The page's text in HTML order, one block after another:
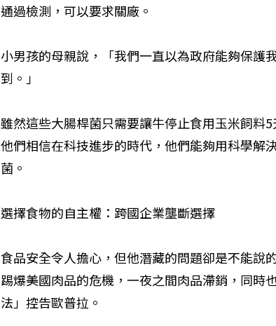
通過檢測，可以要求關廠。
小男孩的母親說，「我們一直以為政府能夠保護
到。」
雖然這些大腸桿菌只需要讓牛停止食用玉米飼料
他們相信在科技進步的時代，他們能夠用科學解
菌。
選擇食物的自主權：跨國企業壟斷選擇
食品安全令人擔心，但他潛藏的問題卻是不能說
踢爆美國肉品的危機，一夜之間肉品滯銷，同時
法」控告歐普拉。